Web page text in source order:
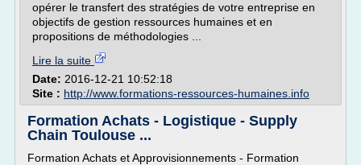
opérer le transfert des stratégies de votre entreprise en
objectifs de gestion ressources humaines et en
propositions de méthodologies ...
Lire la suite
Date: 2016-12-21 10:52:18
Site : http://www.formations-ressources-humaines.info
Formation Achats - Logistique - Supply
Chain Toulouse ...
Formation Achats et Approvisionnements - Formation